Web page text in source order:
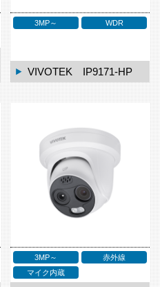
3MP～ WDR
VIVOTEK IP9171-HP
3MP～
赤外線
マイク内蔵